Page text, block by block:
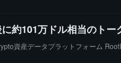
約101万ドル相当のトー
資産データプラットフォーム